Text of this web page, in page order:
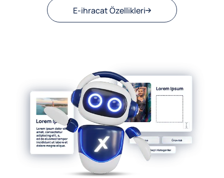
E-ihracat Özellikleri